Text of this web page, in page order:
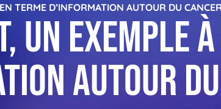
TERME D’INFORMATION AUTOUR DU
un exemple à
autour du